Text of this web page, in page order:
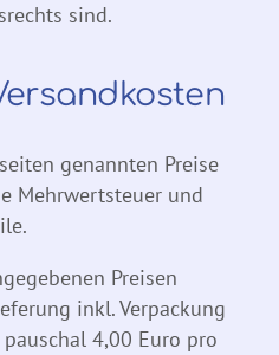
sind.
genannten Preise
Mehrwertsteuer und
Preisen
inkl. Verpackung
4,00 Euro pro